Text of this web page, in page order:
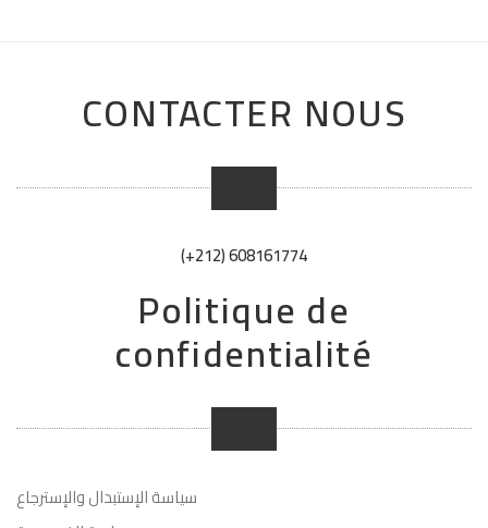
CONTACTER NOUS
(+212) 608161774
Politique de
confidentialité
سياسة الإستبدال والإسترجاع